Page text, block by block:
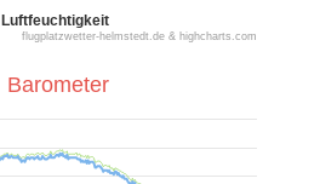
Luftfeuchtigkeit
flugplatzwetter-helmstedt.de & highcharts.com
Barometer